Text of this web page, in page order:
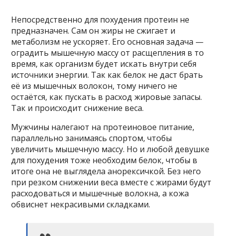
Непосредственно для похудения протеин не
предназначен. Сам он жиры не сжигает и
метаболизм не ускоряет. Его основная задача —
оградить мышечную массу от расщепления в то
время, как организм будет искать внутри себя
источники энергии. Так как белок не даст брать
её из мышечных волокон, тому ничего не
остаётся, как пускать в расход жировые запасы.
Так и происходит снижение веса.
Мужчины налегают на протеиновое питание,
параллельно занимаясь спортом, чтобы
увеличить мышечную массу. Но и любой девушке
для похудения тоже необходим белок, чтобы в
итоге она не выглядела анорексичкой. Без него
при резком снижении веса вместе с жирами будут
расходоваться и мышечные волокна, а кожа
обвиснет некрасивыми складками.